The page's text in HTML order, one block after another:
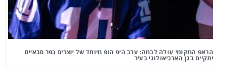
הראפ המקומי עולה לבמה: ערב היפ הופ מיוחד של יוצרים כפר סבאיים
יתקיים בגן הארכיאולוגי בעיר